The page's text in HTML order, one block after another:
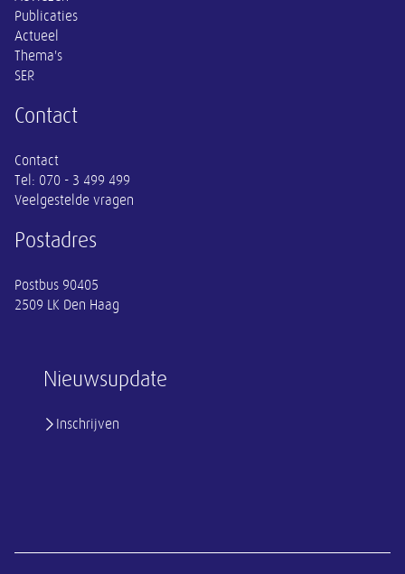
Nieuwsupdate
Inschrijven
Publicaties
Actueel
Thema's
SER
Contact
Contact
Tel: 070 - 3 499 499
Veelgestelde vragen
Postadres
Postbus 90405
2509 LK Den Haag